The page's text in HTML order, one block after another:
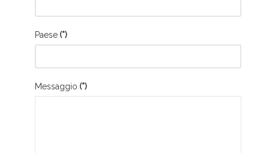
Paese (*)
Messaggio (*)